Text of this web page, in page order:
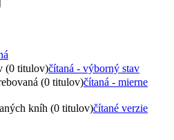
(0 titulov)čítaná - výborný stav
(0 titulov)čítaná - mierne
kníh (0 titulov)čítané verzie